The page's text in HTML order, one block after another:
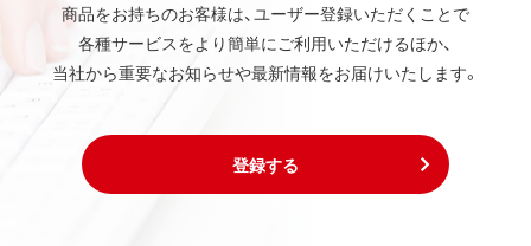
商品をお持ちのお客様は、ユーザー登録いただくことで
各種サービスをより簡単にご利用いただけるほか、
当社から重要なお知らせや最新情報をお届けいたします。
登録する